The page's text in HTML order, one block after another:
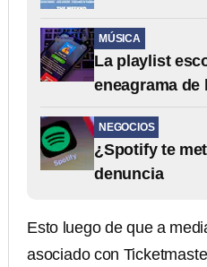
MÚSICA
La playlist
eneagrama de
NEGOCIOS
¿Spotify te
denuncia
Esto luego de que a
asociado con